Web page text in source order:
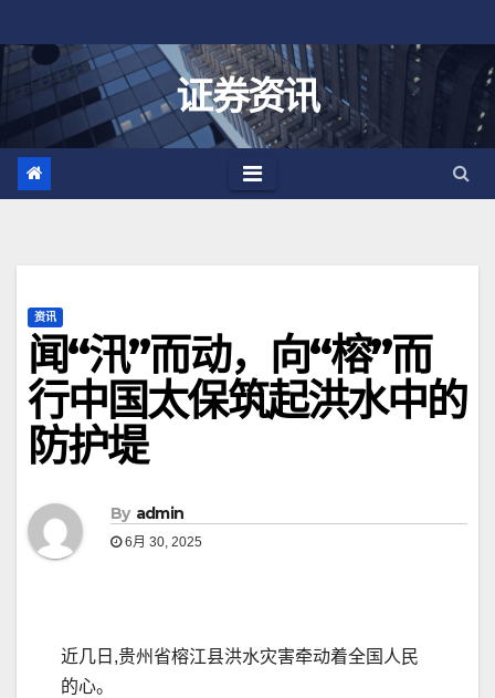
至
证券资讯
资讯
闻“汛”而动，向“榕”而
行中国太保筑起洪水中的
防护堤
By admin
6月 30, 2025
近几日,贵州省榕江县洪水灾害牵动着全国人民
的心。